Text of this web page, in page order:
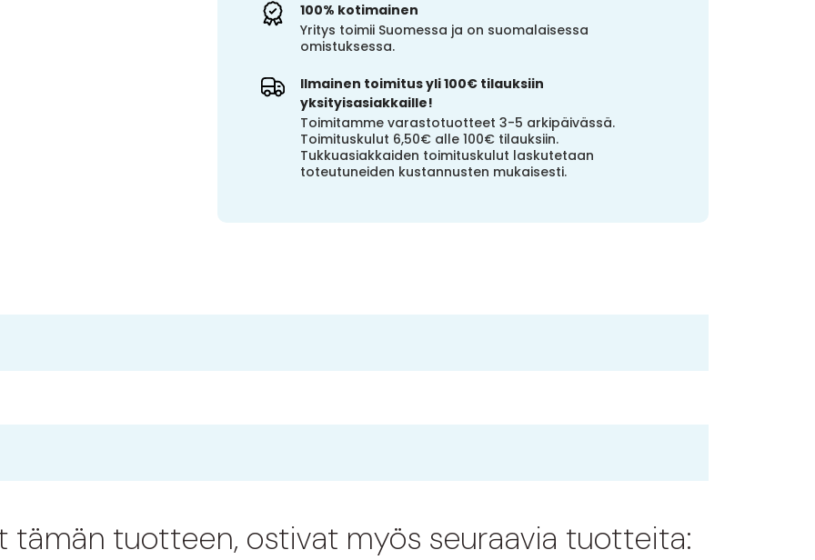
100% kotimainen
Yritys toimii Suomessa ja on suomalaisessa
omistuksessa.
Ilmainen toimitus yli 100€ tilauksiin
yksityisasiakkaille!
Toimitamme varastotuotteet 3-5 arkipäivässä.
Toimituskulut 6,50€ alle 100€ tilauksiin.
Tukkuasiakkaiden toimituskulut laskutetaan
toteutuneiden kustannusten mukaisesti.
tämän tuotteen, ostivat myös seuraavia tuotteita: